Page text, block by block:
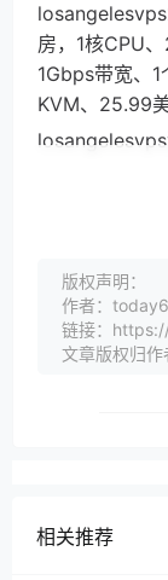
房，1核CPU
1Gbps带宽、
KVM、25.99
losangelesvps
版权声明：
作者：
链接：
文章版权归作
相关推荐